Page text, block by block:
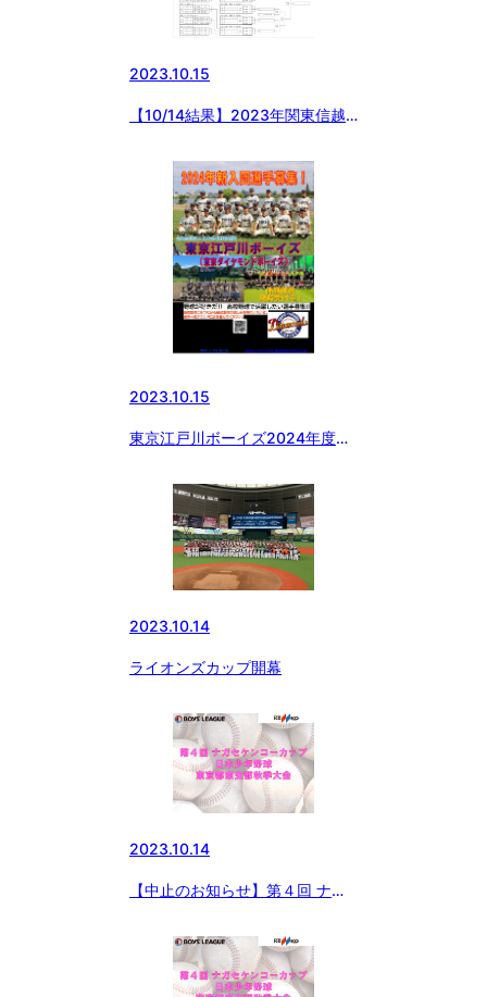
2023.10.15
【10/14結果】2023年関東信越
2023.10.15
東京江戸川ボーイズ2024年度選
2023.10.14
ライオンズカップ開幕
2023.10.14
【中止のお知らせ】第４回 ナガ
東京都東支部秋季大会